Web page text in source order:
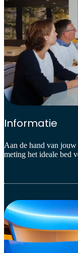
Informatie
Aan de hand van jouw
meting het ideale bed